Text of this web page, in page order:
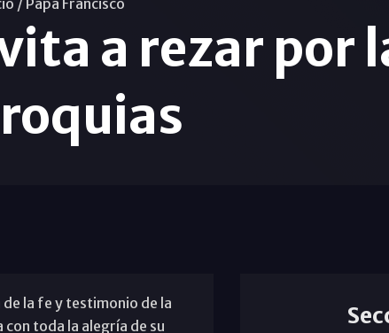
/Papa Francisco
a rezar por
la fe y testimonio de la
toda la alegría de su